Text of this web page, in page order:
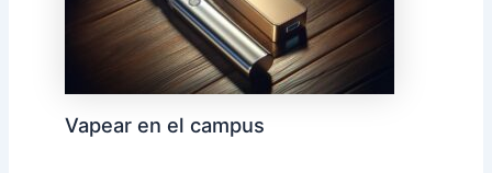
Vapear en el campus